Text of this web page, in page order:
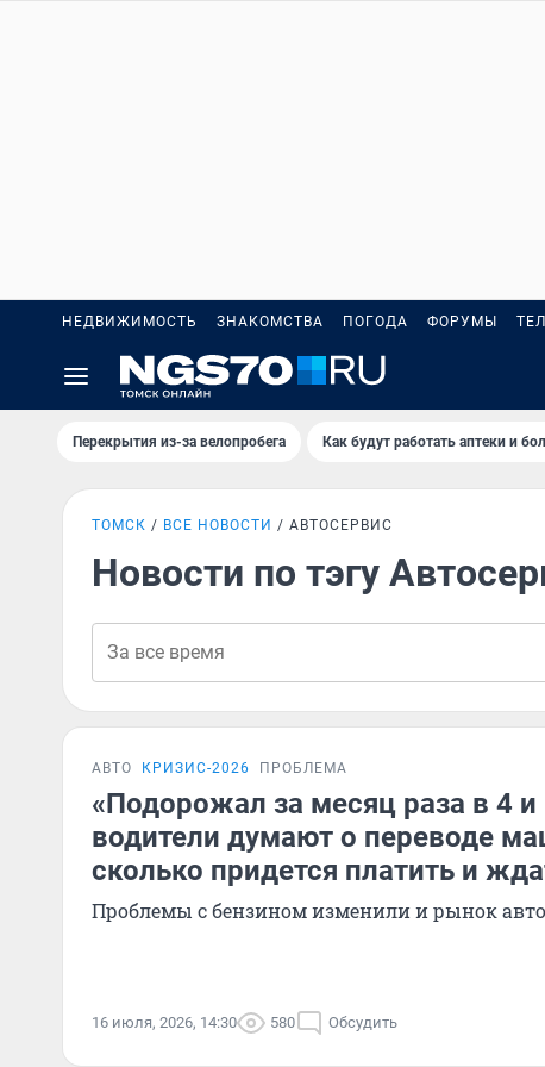
НЕДВИЖИМОСТЬ ЗНАКОМСТВА ПОГОДА ФОРУМЫ
Перекрытия из-за велопробега Как будут работать аптеки и
ТОМСК ВСЕ НОВОСТИ АВТОСЕРВИС
Новости по тэгу
АВТО КРИЗИС-2026 ПРОБЛЕМА
«Подорожал за месяц раза в 4 и
водители думают о переводе
сколько придется платить и
Проблемы с бензином изменили и рынок
16 июля, 2026, 14:30 580 Обсудить